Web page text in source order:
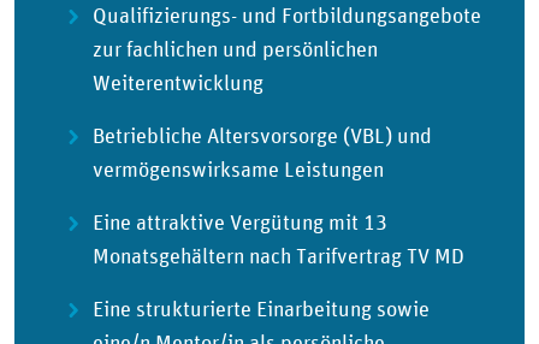
Qualifizierungs- und Fortbildungsangebote
zur fachlichen und persönlichen
Weiterentwicklung
Betriebliche Altersvorsorge (VBL) und
vermögenswirksame Leistungen
Eine attraktive Vergütung mit 13
Monatsgehältern nach Tarifvertrag TV MD
Eine strukturierte Einarbeitung sowie